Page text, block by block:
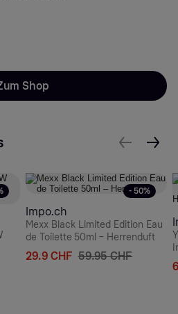
Shop
- 50%
Impo.ch
Mexx Black Limited Edition Eau
de Toilette 50ml – Herrenduft
29.9 CHF 59.95 CHF